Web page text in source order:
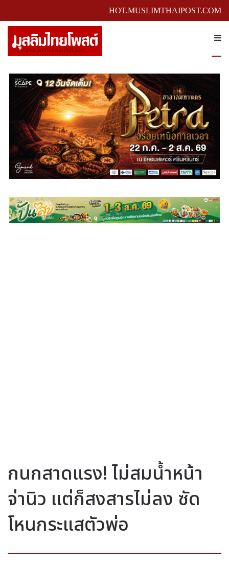
HOT.MUSLIMTHAIPOST.COM
กนกสาดแรง! ไม่สมน้ำหน้า
จ่านิว แต่ก็สงสารไม่ลง ซัด
โหนกระแสตัวพ่อ